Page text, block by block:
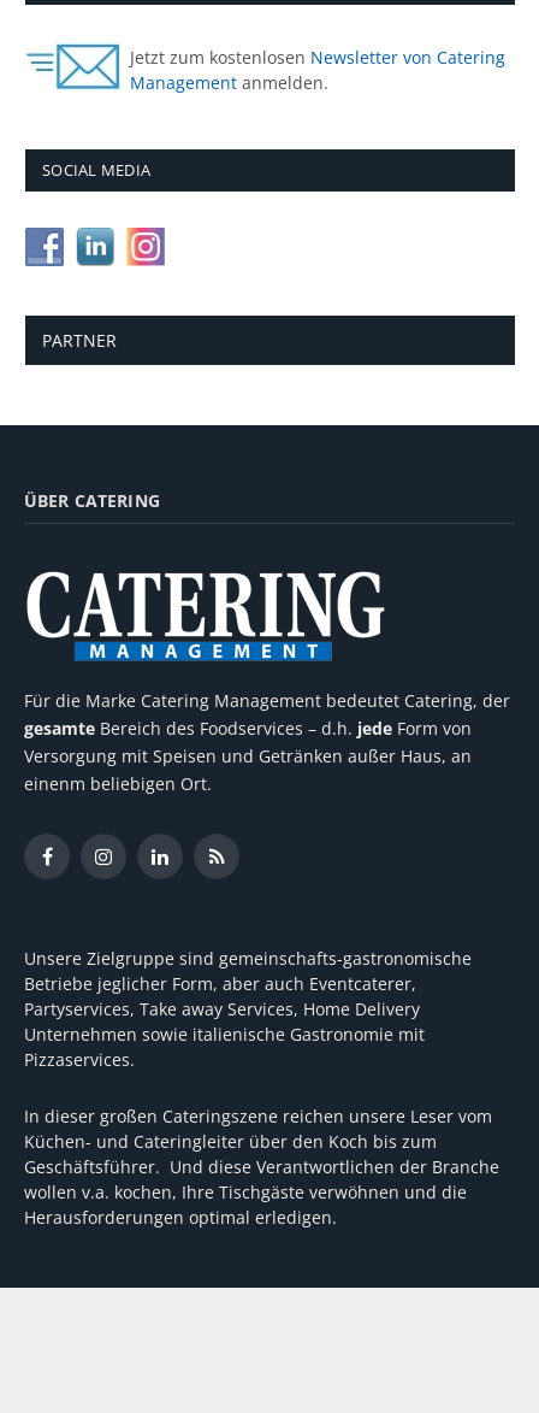
Jetzt zum kostenlosen Newsletter von Catering
Management anmelden.
SOCIAL MEDIA
PARTNER
ÜBER CATERING
Für die Marke Catering Management bedeutet Catering, der
gesamte Bereich des Foodservices – d.h. jede Form von
Versorgung mit Speisen und Getränken außer Haus, an
einenm beliebigen Ort.
FacebookInstagramLinkedInRSS
Unsere Zielgruppe sind gemeinschafts-gastronomische
Betriebe jeglicher Form, aber auch Eventcaterer,
Partyservices, Take away Services, Home Delivery
Unternehmen sowie italienische Gastronomie mit
Pizzaservices.
In dieser großen Cateringszene reichen unsere Leser vom
Küchen- und Cateringleiter über den Koch bis zum
Geschäftsführer. Und diese Verantwortlichen der Branche
wollen v.a. kochen, Ihre Tischgäste verwöhnen und die
Herausforderungen optimal erledigen.